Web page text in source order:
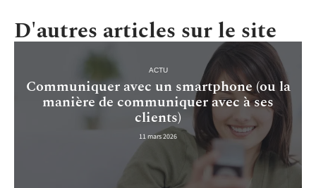
D'autres articles sur le site
ACTU
Communiquer avec un smartphone (ou la
manière de communiquer avec à ses
clients)
11 mars 2026